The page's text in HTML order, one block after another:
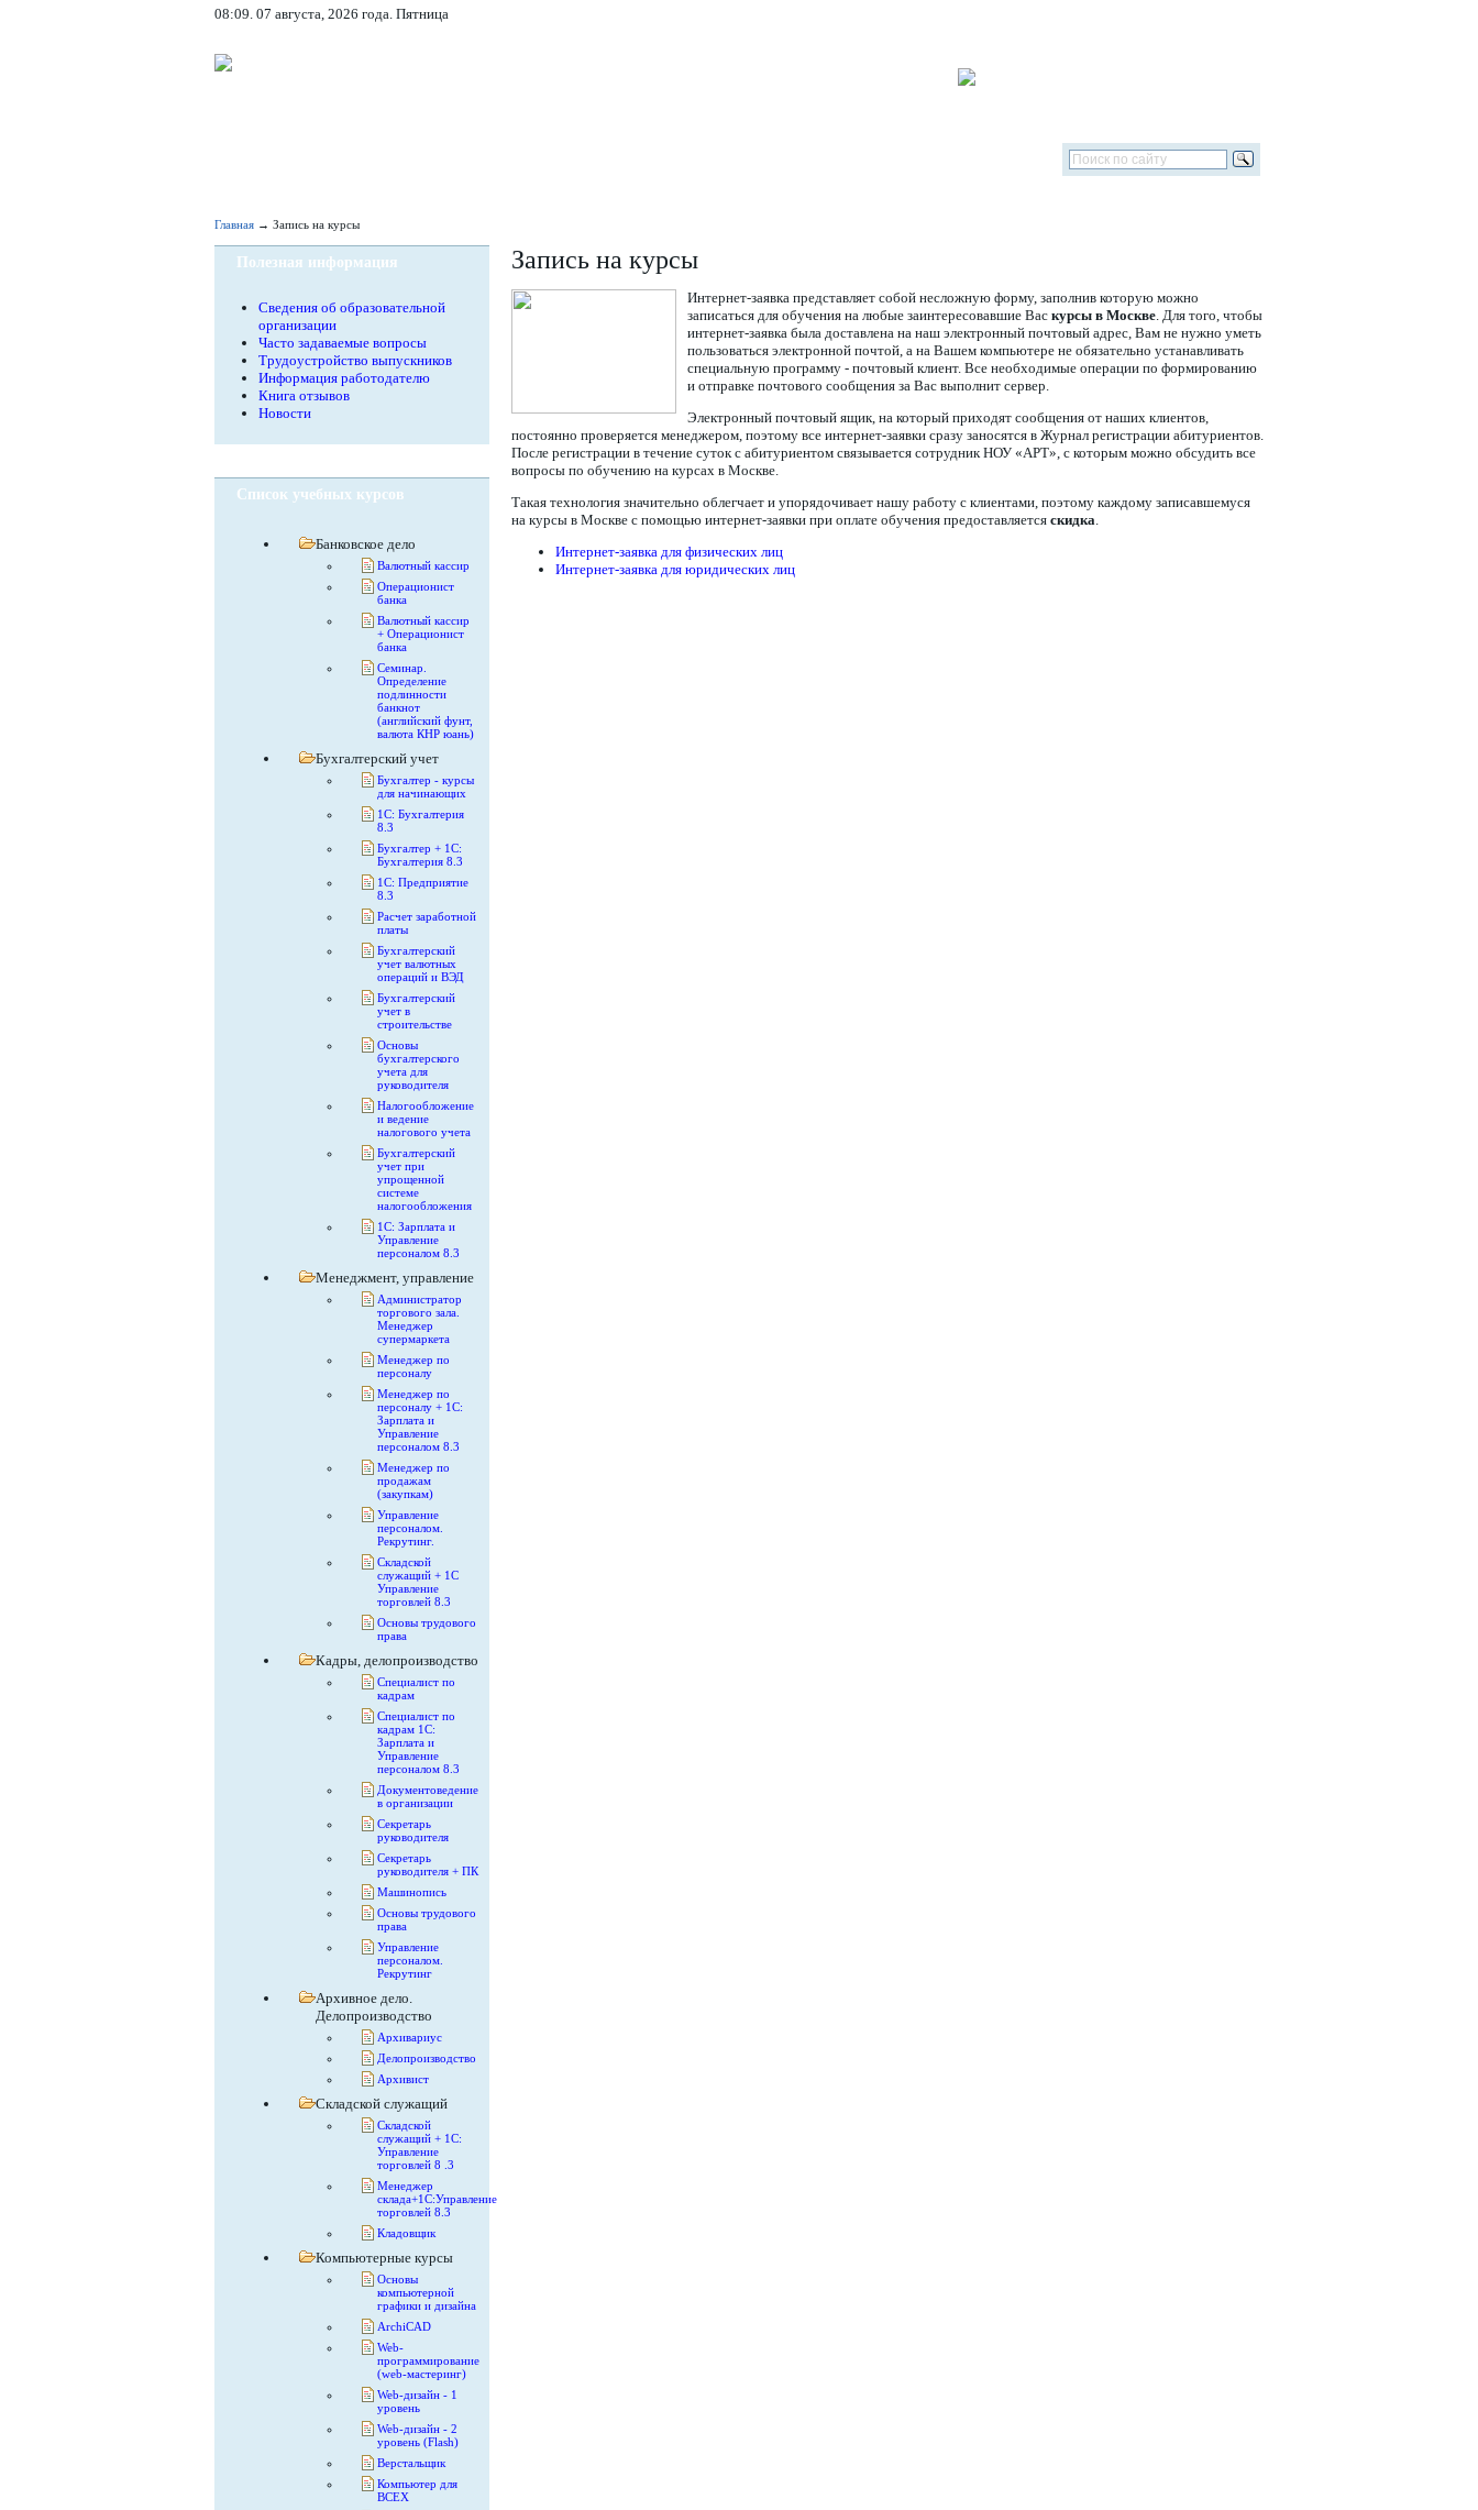
08:09. 07 августа, 2026 года. Пятница
Главная → Запись на курсы
Полезная информация
Сведения об образовательной
организации
Часто задаваемые вопросы
Трудоустройство выпускников
Информация работодателю
Книга отзывов
Новости
Список учебных курсов
Банковское дело
Валютный кассир
Операционист
банка
Валютный кассир
+ Операционист
банка
Семинар.
Определение
подлинности
банкнот
(английский фунт,
валюта КНР юань)
Бухгалтерский учет
Бухгалтер - курсы
для начинающих
1С: Бухгалтерия
8.3
Бухгалтер + 1С:
Бухгалтерия 8.3
1С: Предприятие
8.3
Расчет заработной
платы
Бухгалтерский
учет валютных
операций и ВЭД
Бухгалтерский
учет в
строительстве
Основы
бухгалтерского
учета для
руководителя
Налогообложение
и ведение
налогового учета
Бухгалтерский
учет при
упрощенной
системе
налогообложения
1С: Зарплата и
Управление
персоналом 8.3
Менеджмент, управление
Администратор
торгового зала.
Менеджер
супермаркета
Менеджер по
персоналу
Менеджер по
персоналу + 1С:
Зарплата и
Управление
персоналом 8.3
Менеджер по
продажам
(закупкам)
Управление
персоналом.
Рекрутинг.
Складской
служащий + 1С
Управление
торговлей 8.3
Основы трудового
права
Кадры, делопроизводство
Специалист по
кадрам
Специалист по
кадрам 1С:
Зарплата и
Управление
персоналом 8.3
Документоведение
в организации
Секретарь
руководителя
Секретарь
руководителя + ПК
Машинопись
Основы трудового
права
Управление
персоналом.
Рекрутинг
Архивное дело.
Делопроизводство
Архивариус
Делопроизводство
Архивист
Складской служащий
Складской
служащий + 1С:
Управление
торговлей 8 .3
Менеджер
склада+1С:Управление
торговлей 8.3
Кладовщик
Компьютерные курсы
Основы
компьютерной
графики и дизайна
ArchiCAD
Web-
программирование
(web-мастеринг)
Web-дизайн - 1
уровень
Web-дизайн - 2
уровень (Flash)
Верстальщик
Компьютер для
ВСЕХ
Запись на курсы
Интернет-заявка представляет собой несложную форму, заполнив которую можно
записаться для обучения на любые заинтересовавшие Вас курсы в Москве. Для того, чтобы
интернет-заявка была доставлена на наш электронный почтовый адрес, Вам не нужно уметь
пользоваться электронной почтой, а на Вашем компьютере не обязательно устанавливать
специальную программу - почтовый клиент. Все необходимые операции по формированию
и отправке почтового сообщения за Вас выполнит сервер.
Электронный почтовый ящик, на который приходят сообщения от наших клиентов,
постоянно проверяется менеджером, поэтому все интернет-заявки сразу заносятся в Журнал регистрации абитуриентов.
После регистрации в течение суток с абитуриентом связывается сотрудник НОУ «АРТ», с которым можно обсудить все
вопросы по обучению на курсах в Москве.
Такая технология значительно облегчает и упорядочивает нашу работу с клиентами, поэтому каждому записавшемуся
на курсы в Москве с помощью интернет-заявки при оплате обучения предоставляется скидка.
Интернет-заявка для физических лиц
Интернет-заявка для юридических лиц